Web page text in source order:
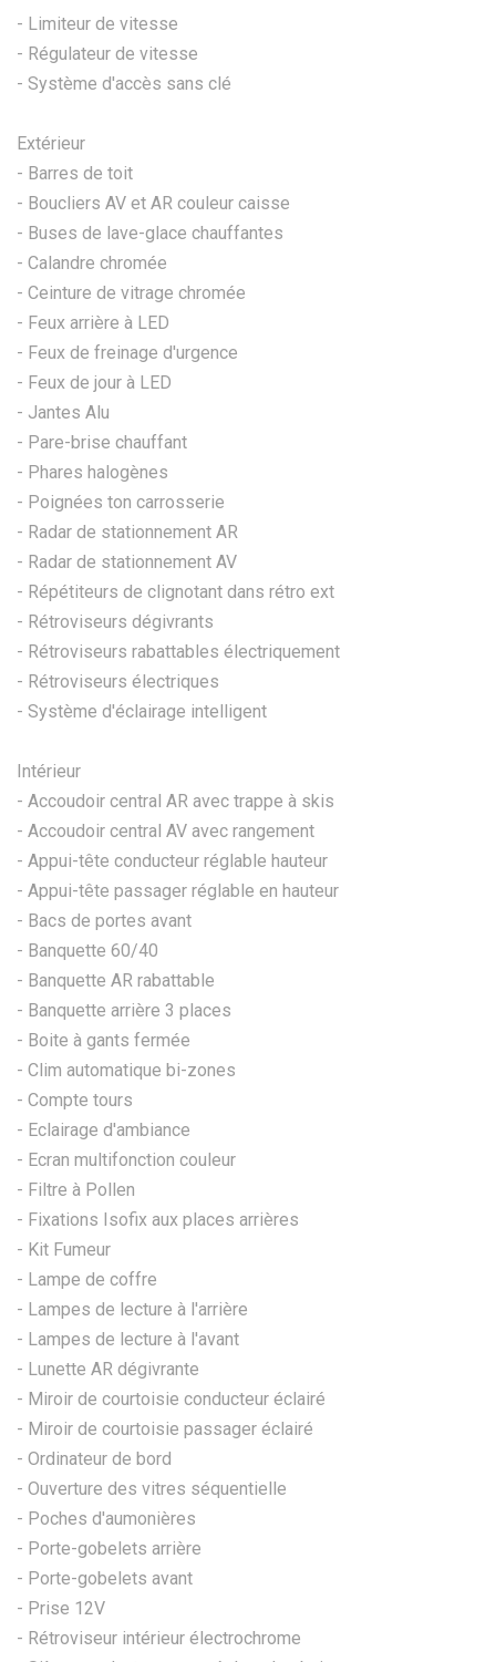
- Limiteur de vitesse
- Régulateur de vitesse
- Système d'accès sans clé
Extérieur
- Barres de toit
- Boucliers AV et AR couleur caisse
- Buses de lave-glace chauffantes
- Calandre chromée
- Ceinture de vitrage chromée
- Feux arrière à LED
- Feux de freinage d'urgence
- Feux de jour à LED
- Jantes Alu
- Pare-brise chauffant
- Phares halogènes
- Poignées ton carrosserie
- Radar de stationnement AR
- Radar de stationnement AV
- Répétiteurs de clignotant dans rétro ext
- Rétroviseurs dégivrants
- Rétroviseurs rabattables électriquement
- Rétroviseurs électriques
- Système d'éclairage intelligent
Intérieur
- Accoudoir central AR avec trappe à skis
- Accoudoir central AV avec rangement
- Appui-tête conducteur réglable hauteur
- Appui-tête passager réglable en hauteur
- Bacs de portes avant
- Banquette 60/40
- Banquette AR rabattable
- Banquette arrière 3 places
- Boite à gants fermée
- Clim automatique bi-zones
- Compte tours
- Eclairage d'ambiance
- Ecran multifonction couleur
- Filtre à Pollen
- Fixations Isofix aux places arrières
- Kit Fumeur
- Lampe de coffre
- Lampes de lecture à l'arrière
- Lampes de lecture à l'avant
- Lunette AR dégivrante
- Miroir de courtoisie conducteur éclairé
- Miroir de courtoisie passager éclairé
- Ordinateur de bord
- Ouverture des vitres séquentielle
- Poches d'aumonières
- Porte-gobelets arrière
- Porte-gobelets avant
- Prise 12V
- Rétroviseur intérieur électrochrome